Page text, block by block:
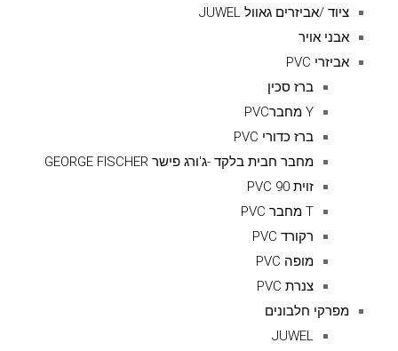
ציוד /אביזרים גאוול JUWEL
אבני אויר
אביזרי PVC
ברז סכין
Y מחברPVC
ברז כדורי PVC
מחבר חבית בלקד -ג'ורג פישר GEORGE FISCHER
זוית 90 PVC
T מחבר PVC
רקורד PVC
מופה PVC
צנרת PVC
מפרקי חלבונים
JUWEL